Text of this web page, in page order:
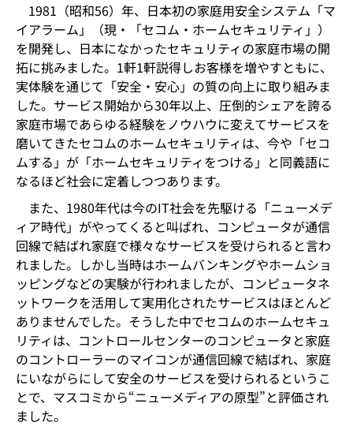
1981（昭和56）年、日本初の家庭用安全システム「マ
イアラーム」（現・「セコム・ホームセキュリティ」）
を開発し、日本になかったセキュリティの家庭市場の開
拓に挑みました。1軒1軒説得しお客様を増やすともに、
実体験を通じて「安全・安心」の質の向上に取り組みま
した。サービス開始から30年以上、圧倒的シェアを誇る
家庭市場であらゆる経験をノウハウに変えてサービスを
磨いてきたセコムのホームセキュリティは、今や「セコ
ムする」が「ホームセキュリティをつける」と同義語に
なるほど社会に定着しつつあります。
また、1980年代は今のIT社会を先駆ける「ニューメデ
ィア時代」がやってくると叫ばれ、コンピュータが通信
回線で結ばれ家庭で様々なサービスを受けられると言わ
れました。しかし当時はホームバンキングやホームショ
ッピングなどの実験が行われましたが、コンピュータネ
ットワークを活用して実用化されたサービスはほとんど
ありませんでした。そうした中でセコムのホームセキュ
リティは、コントロールセンターのコンピュータと家庭
のコントローラーのマイコンが通信回線で結ばれ、家庭
にいながらにして安全のサービスを受けられるというこ
とで、マスコミから“ニューメディアの原型”と評価され
ました。